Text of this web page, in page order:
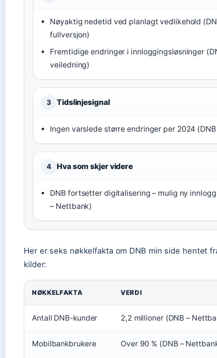
Nøyaktig nedetid ved planlagt vedlikehold
fullversjon)
Fremtidige endringer i innloggingsløsninger
veiledning)
3 Tidslinjesignal
Ingen varslede større endringer per 2024
4 Hva som skjer videre
DNB fortsetter digitalisering – mulig ny
– Nettbank)
Her er seks nøkkelfakta om DNB min side hentet
kilder:
NØKKELFAKTA VERDI
Antall DNB-kunder 2,2 millioner (DNB –
Mobilbankbrukere Over 90 % (DNB –